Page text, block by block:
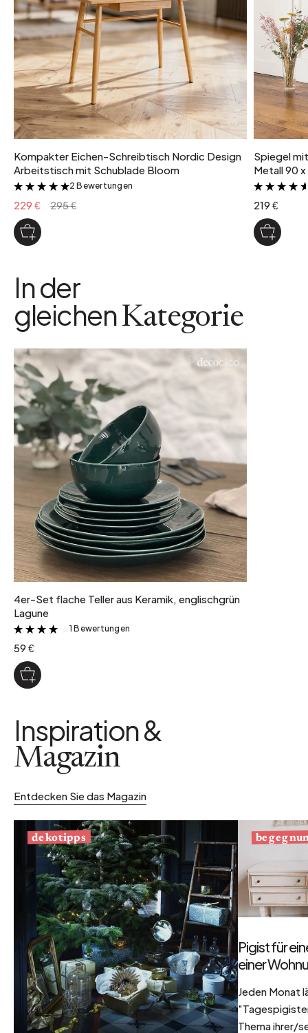
Kompakter Eichen-Schreibtisch Nordic Design
Arbeitstisch mit Schublade Bloom
&
2 Bewertungen
229 € 295 €
Spiegel
Metall 90
219 €
In der
gleichenKategorie
4er-Set flache Teller aus Keramik, englischgrün
Lagune
&
1 Bewertungen
59 €
Inspiration &
Magazin
Entdecken Sie das Magazin
dekotipps
Pigist für
einer
Jeden Monat
Thema ihrer/